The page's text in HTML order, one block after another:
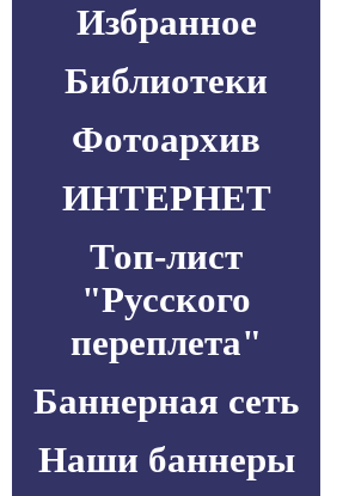
Избранное
Библиотеки
Фотоархив
ИНТЕРНЕТ
Топ-лист
"Русского
переплета"
Баннерная сеть
Наши баннеры